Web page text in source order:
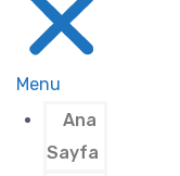
Menu
Ana
Sayfa